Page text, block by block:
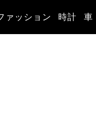
ァッション 時計 車